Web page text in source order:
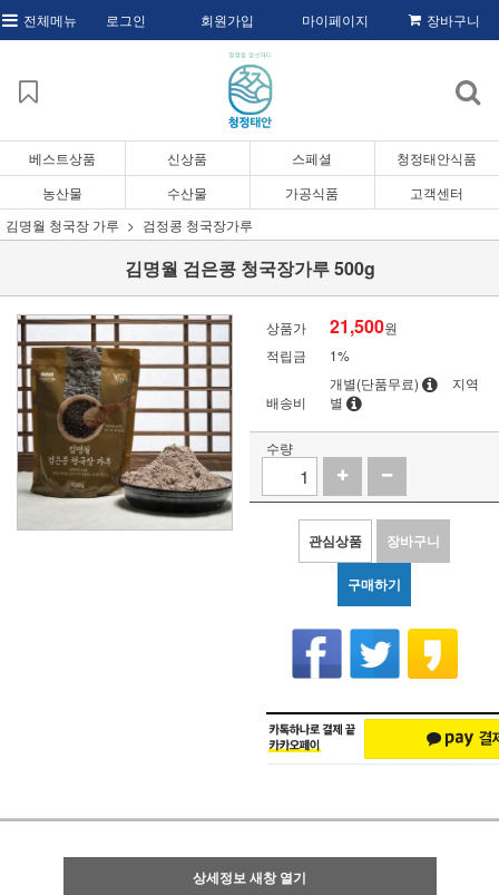
전체메뉴 로그인 회원가입 마이페이지 장바구니
베스트상품 신상품 스페셜
청정태안식품
농산물
수산물 가공식품
고객센터
김명월 청국장 가루
검정콩 청국장가루
김명월 검은콩 청국장가루 500g
상품가 21,500원
적립금
1%
배송비
개별(단품무료)
지역
별
수량
관심상품 장바구니
구매하기
상세정보 새창 열기